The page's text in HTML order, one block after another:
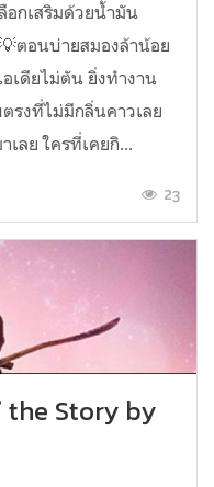
อกเสริมด้วยน้ำมัน
ตอนบ่ายสมองล้าน้อย
เดียไม่ตัน ยิ่งทำงาน
รงที่ไม่มีกลิ่นคาวเลย
ลย ใครที่เคยกิ...
23
the Story by